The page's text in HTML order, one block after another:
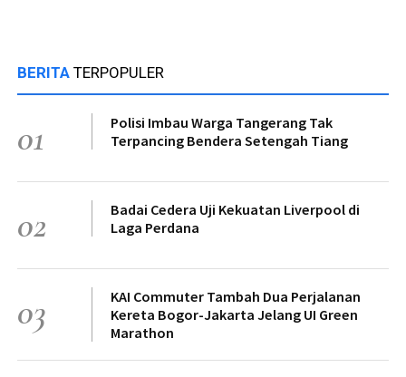
BERITA TERPOPULER
01
Polisi Imbau Warga Tangerang Tak
Terpancing Bendera Setengah Tiang
02
Badai Cedera Uji Kekuatan Liverpool di
Laga Perdana
03
KAI Commuter Tambah Dua Perjalanan
Kereta Bogor-Jakarta Jelang UI Green
Marathon